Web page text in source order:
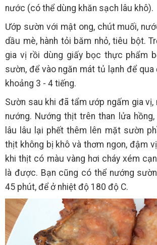
nước (có thể dùng khăn sạch lâu khô).
Ướp sườn với mật ong, chút muối,
dầu mè, hành tỏi băm nhỏ, tiêu bột.
gia vị rồi dùng giấy bọc thực phẩm
sườn, để vào ngăn mát tủ lạnh để
khoảng 3 - 4 tiếng.
Sườn sau khi đã tẩm ướp ngấm gia vị,
nướng. Nướng thịt trên than lửa
lâu lâu lại phết thêm lên mặt sườn
thịt không bị khô và thơm ngon, đậm
khi thịt có màu vàng hơi cháy xém
là được. Bạn cũng có thể nướng
45 phút, để ở nhiệt độ 180 độ C.